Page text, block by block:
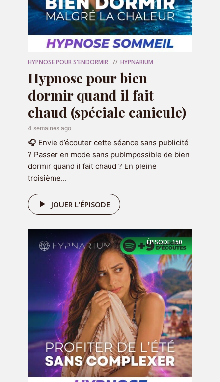
confiance en soi : ✨7 jours pour gagner
confiance en soi✨
——————
premium
❤️ Rejoignez Hypnarium sur les réseaux :
Tiktok|Instagram|YouTube Facebook|
🎁 Votreprogramme audio offert
pour booster la confiance
🌙 Passez en modesans pubavec
Hypnarium+
Hébergé par Acast. Visitezacast.com/privacy
d’informations.
Rejoignez la discussion
Nom*
HYPNOSE POUR S'ENDORMIR HYPNARIUM
Hypnose pour bien
dormir quand il fait
chaud (spéciale canicule)
4 semaines ago
🎧 Envie d’écouter cette séance sans publicité
? Passer en mode sans pubImpossible de bien
dormir quand il fait chaud ? En pleine
troisième...
JOUER L'ÉPISODE
ÉPISODE150